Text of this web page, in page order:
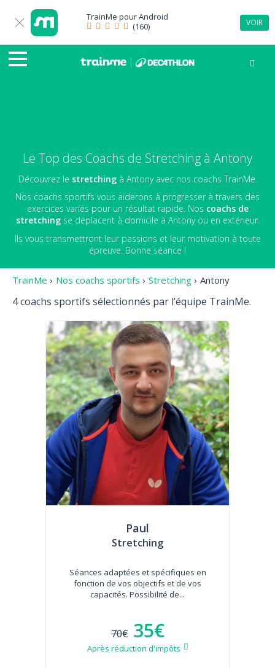
TrainMe pourAndroid
(160)
VOIR
Le Top des Coachs de Stretching à Antony
Découvrez le stretchingà Antony avec nos coachs TrainMe.
Nos coachs sportifs vous aiderons à progresser à travers des
exercices variés pour un résultat rapide. Nos coachs de
stretchingse déplacent à domicile à Antony ou en extérieur.
Ils vous transmettront leur passions et leur motivation à toute
épreuve. Bonne séance !
TrainMe › Nos coachs sportifs › Stretching › Antony
4 coachs sportifs sélectionnés par l’équipe TrainMe.
Paul
Stretching
Séances adaptées et spécifiques en
fonction de vos objectifs et de vos
capacités. Possibilité de...
70€ 35€
Après réduction d'impôts